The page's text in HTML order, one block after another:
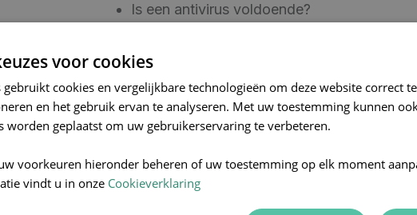
Is een antivirus voldoende?
voor cookies
gebruikt cookies en vergelijkbare technologieën om deze website correct
en het gebruik ervan te analyseren. Met uw toestemming kunnen
worden geplaatst om uw gebruikerservaring te verbeteren.
voorkeuren hieronder beheren of uw toestemming op elk moment
vindt u in onze Cookieverklaring